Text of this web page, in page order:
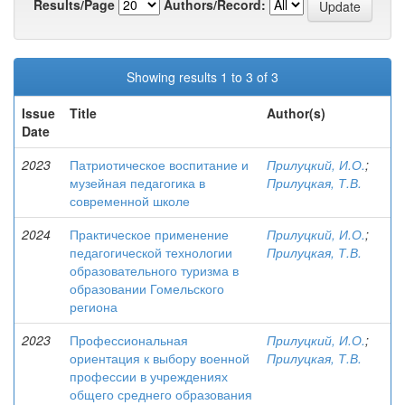
Results/Page
Authors/Record:
Showing results 1 to 3 of 3
Issue
Date
Title Author(s)
2023
Патриотическое воспитание и
музейная педагогика в
современной школе
Прилуцкий, И.О.;
Прилуцкая, Т.В.
2024
Практическое применение
педагогической технологии
образовательного туризма в
образовании Гомельского
региона
Прилуцкий, И.О.;
Прилуцкая, Т.В.
2023
Профессиональная
ориентация к выбору военной
профессии в учреждениях
общего среднего образования
Прилуцкий, И.О.;
Прилуцкая, Т.В.